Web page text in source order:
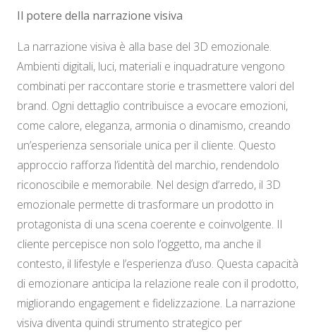
Il potere della narrazione visiva
La narrazione visiva è alla base del 3D emozionale.
Ambienti digitali, luci, materiali e inquadrature vengono
combinati per raccontare storie e trasmettere valori del
brand. Ogni dettaglio contribuisce a evocare emozioni,
come calore, eleganza, armonia o dinamismo, creando
un’esperienza sensoriale unica per il cliente. Questo
approccio rafforza l’identità del marchio, rendendolo
riconoscibile e memorabile. Nel design d’arredo, il 3D
emozionale permette di trasformare un prodotto in
protagonista di una scena coerente e coinvolgente. Il
cliente percepisce non solo l’oggetto, ma anche il
contesto, il lifestyle e l’esperienza d’uso. Questa capacità
di emozionare anticipa la relazione reale con il prodotto,
migliorando engagement e fidelizzazione. La narrazione
visiva diventa quindi strumento strategico per